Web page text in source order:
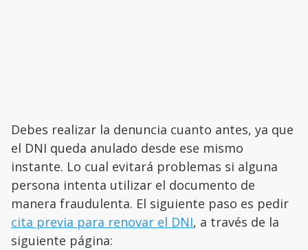
Debes realizar la denuncia cuanto antes, ya que
el DNI queda anulado desde ese mismo
instante. Lo cual evitará problemas si alguna
persona intenta utilizar el documento de
manera fraudulenta. El siguiente paso es pedir
cita previa para renovar el DNI, a través de la
siguiente página: